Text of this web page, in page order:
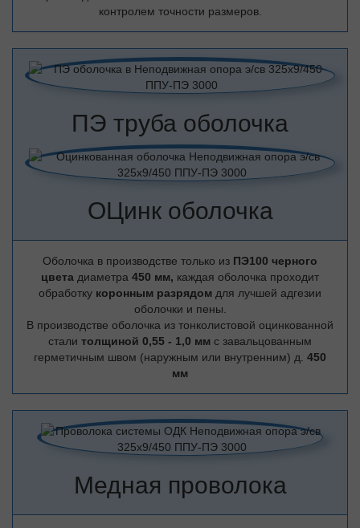
контролем точности размеров.
ПЭ труба оболочка
ОЦинк оболочка
Оболочка в производстве только из ПЭ100 черного
цвета диаметра 450 мм, каждая оболочка проходит
обработку коронным разрядом для лучшей адгезии
оболочки и пены.
В производстве оболочка из тонколистовой оцинкованной
стали толщиной 0,55 - 1,0 мм с завальцованным
герметичным швом (наружным или внутренним) д. 450
мм
Медная проволока